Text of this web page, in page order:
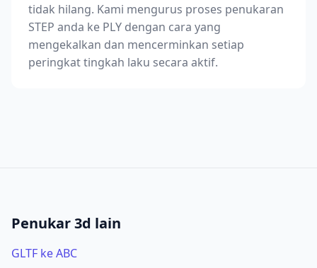
tidak hilang. Kami mengurus proses penukaran
STEP anda ke PLY dengan cara yang
mengekalkan dan mencerminkan setiap
peringkat tingkah laku secara aktif.
Penukar 3d lain
GLTF ke ABC